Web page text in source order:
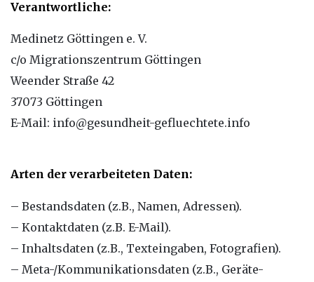
Verantwortliche:
Medinetz Göttingen e. V.
c/o Migrationszentrum Göttingen
Weender Straße 42
37073 Göttingen
E-Mail: info@gesundheit-gefluechtete.info
Arten der verarbeiteten Daten:
– Bestandsdaten (z.B., Namen, Adressen).
– Kontaktdaten (z.B. E-Mail).
– Inhaltsdaten (z.B., Texteingaben, Fotografien).
– Meta-/Kommunikationsdaten (z.B., Geräte-